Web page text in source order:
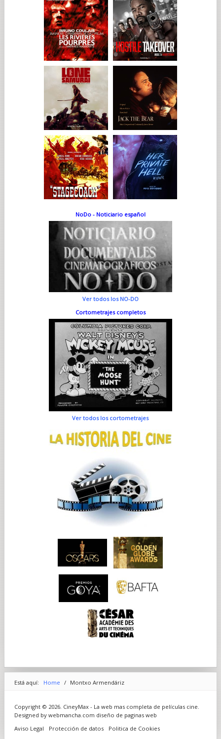
NoDo - Noticiario español
Ver todos los NO-DO
Cortometrajes completos
Ver todos los cortometrajes
Está aquí: Home / Montxo Armendáriz
Copyright © 2026. CineyMax - La web mas completa de películas cine.
Designed by webmancha.com diseño de paginas web
Aviso Legal
Protección de datos Politica de Cookies